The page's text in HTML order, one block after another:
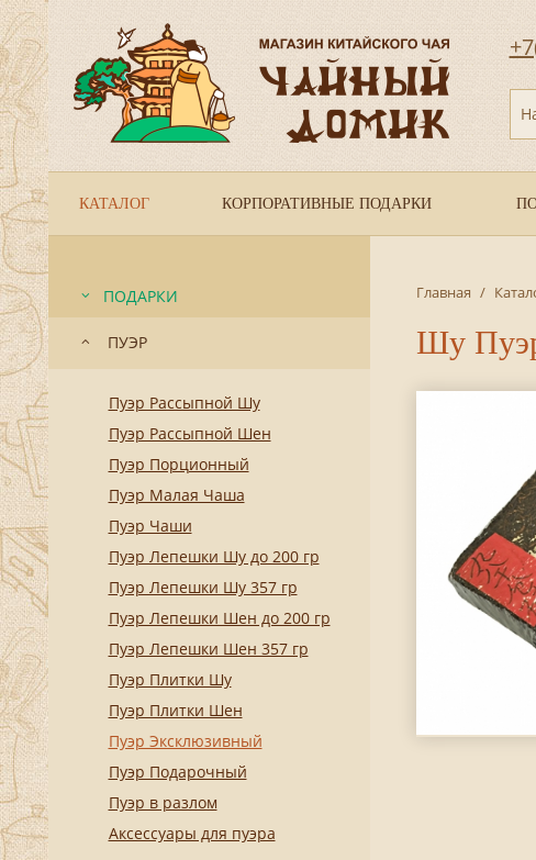
КАТАЛОГ КОРПОРАТИВНЫЕ ПОДАРКИ
ПОДАРКИ
ПУЭР
Пуэр Рассыпной Шу
Пуэр Рассыпной Шен
Пуэр Порционный
Пуэр Малая Чаша
Пуэр Чаши
Пуэр Лепешки Шу до 200 гр
Пуэр Лепешки Шу 357 гр
Пуэр Лепешки Шен до 200 гр
Пуэр Лепешки Шен 357 гр
Пуэр Плитки Шу
Пуэр Плитки Шен
Пуэр Эксклюзивный
Пуэр Подарочный
Пуэр в разлом
Аксессуары для пуэра
Главная /
Шу Пуэр